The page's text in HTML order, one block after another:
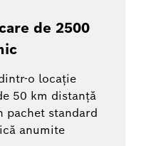
de 2500
o locație
50 km distanță
pachet standard
anumite